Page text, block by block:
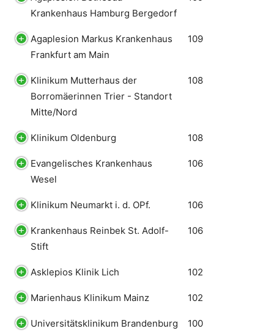
Krankenhaus Hamburg Bergedorf
Agaplesion Markus Krankenhaus
Frankfurt am Main
109
Klinikum Mutterhaus der
Borromäerinnen Trier - Standort
Mitte/Nord
108
Klinikum Oldenburg 108
Evangelisches Krankenhaus
Wesel
106
Klinikum Neumarkt i. d. OPf. 106
Krankenhaus Reinbek St. Adolf-
Stift
106
Asklepios Klinik Lich 102
Marienhaus Klinikum Mainz 102
Universitätsklinikum Brandenburg
100